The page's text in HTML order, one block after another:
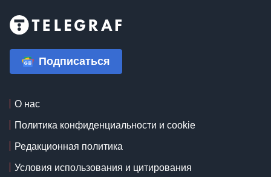
Подписаться
О нас
Политика конфиденциальности и cookie
Редакционная политика
Условия использования и цитирования